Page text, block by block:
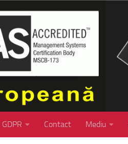
GDPR Contact Mediu